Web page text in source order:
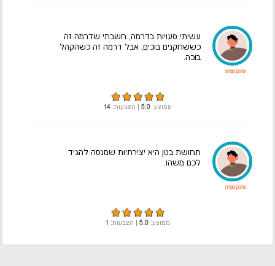
פרנק קפרה
עשיתי טעויות בדרמה, חשבתי שדרמה זה
כששחקנים בוכים, אבל דרמה זה כשהקהל
בוכה.
ממוצע: 5.0 | הצבעות: 14
פרנק קפרה
תחושת בטן היא יצירתיות שמנסה להגיד
לכם משהו.
ממוצע: 5.0 | הצבעות: 1